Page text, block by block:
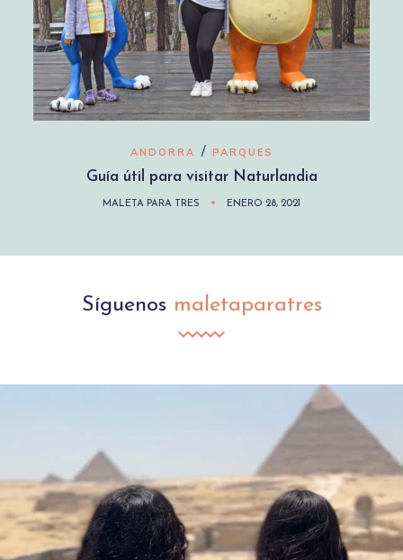
ANDORRA / PARQUES
Guía útil para visitar Naturlandia
MALETA PARA TRES ENERO 28, 2021
Síguenos maletaparatres